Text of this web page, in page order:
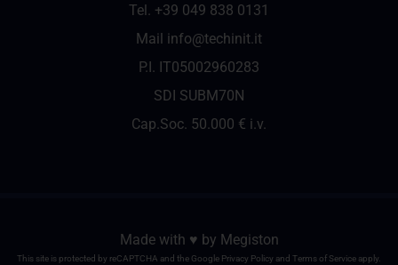
Tel. +39 049 838 0131
Mail info@techinit.it
P.I. IT05002960283
SDI SUBM70N
Cap.Soc. 50.000 € i.v.
Made with ♥️ by Megiston
This site is protected by reCAPTCHA and the Google Privacy Policy and Terms of Service apply.